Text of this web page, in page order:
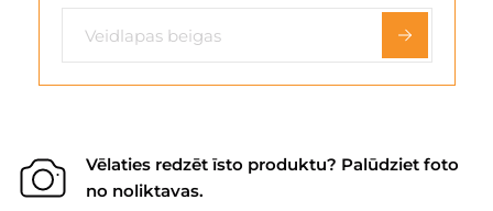
Vēlaties redzēt īsto produktu? Palūdziet foto
no noliktavas.